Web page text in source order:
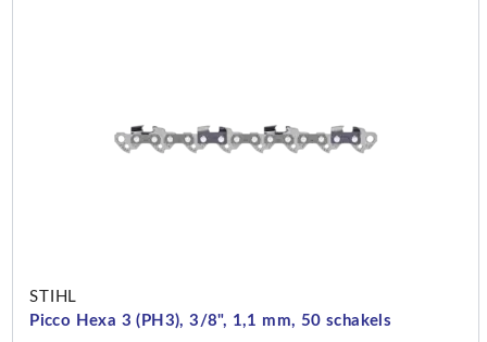
STIHL
Picco Hexa 3 (PH3), 3/8", 1,1 mm, 50 schakels